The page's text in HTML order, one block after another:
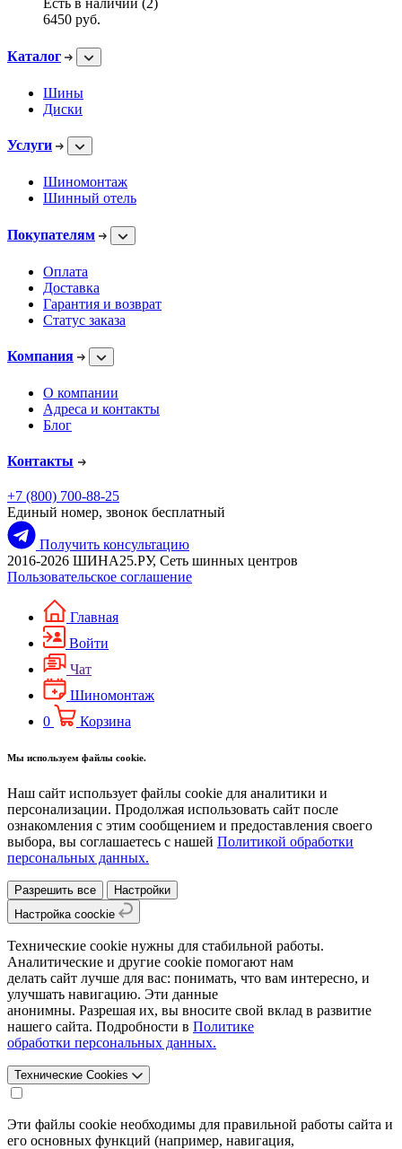
Есть в наличии (2)
6450 руб.
Каталог
Шины
Диски
Услуги
Шиномонтаж
Шинный отель
Покупателям
Оплата
Доставка
Гарантия и возврат
Статус заказа
Компания
О компании
Адреса и контакты
Блог
Контакты
+7 (800) 700-88-25
Единый номер, звонок бесплатный
Получить консультацию
2016-2026 ШИНА25.РУ, Сеть шинных центров
Пользовательское соглашение
Главная
Войти
Чат
Шиномонтаж
0
Корзина
Мы используем файлы cookie.
Наш сайт использует файлы cookie для аналитики и
персонализации. Продолжая использовать сайт после
ознакомления с этим сообщением и предоставления своего
выбора, вы соглашаетесь с нашей Политикой обработки
персональных данных.
Разрешить все
Настройки
Настройка coockie
Технические cookie нужны для стабильной работы.
Аналитические и другие cookie помогают нам
делать сайт лучше для вас: понимать, что вам интересно, и
улучшать навигацию. Эти данные
анонимны. Разрешая их, вы вносите свой вклад в развитие
нашего сайта. Подробности в Политике
обработки персональных данных.
Технические Cookies
Эти файлы cookie необходимы для правильной работы сайта и
его основных функций (например, навигация,